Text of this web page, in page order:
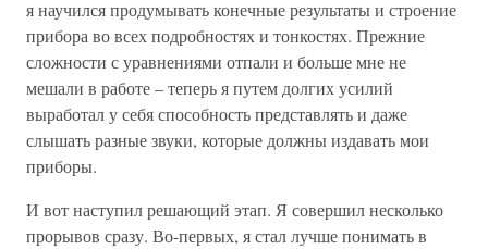
я научился продумывать конечные результаты и строение
прибора во всех подробностях и тонкостях. Прежние
сложности с уравнениями отпали и больше мне не
мешали в работе – теперь я путем долгих усилий
выработал у себя способность представлять и даже
слышать разные звуки, которые должны издавать мои
приборы.
И вот наступил решающий этап. Я совершил несколько
прорывов сразу. Во-первых, я стал лучше понимать в